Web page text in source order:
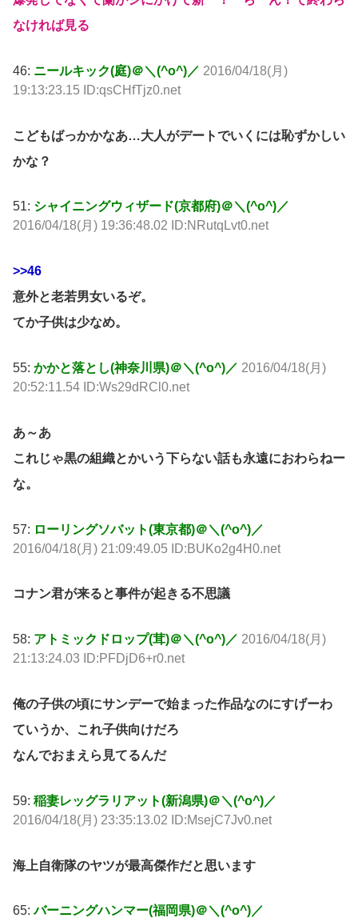
なければ見る
46: ニールキック(庭)＠＼(^o^)／ 2016/04/18(月)
19:13:23.15 ID:qsCHfTjz0.net
こどもばっかかなあ…大人がデートでいくには恥ずかしい
かな？
51: シャイニングウィザード(京都府)＠＼(^o^)／
2016/04/18(月) 19:36:48.02 ID:NRutqLvt0.net
>>46
意外と老若男女いるぞ。
てか子供は少なめ。
55: かかと落とし(神奈川県)＠＼(^o^)／ 2016/04/18(月)
20:52:11.54 ID:Ws29dRCl0.net
あ～あ
これじゃ黒の組織とかいう下らない話も永遠におわらねー
な。
57: ローリングソバット(東京都)＠＼(^o^)／
2016/04/18(月) 21:09:49.05 ID:BUKo2g4H0.net
コナン君が来ると事件が起きる不思議
58: アトミックドロップ(茸)＠＼(^o^)／ 2016/04/18(月)
21:13:24.03 ID:PFDjD6+r0.net
俺の子供の頃にサンデーで始まった作品なのにすげーわ
ていうか、これ子供向けだろ
なんでおまえら見てるんだ
59: 稲妻レッグラリアット(新潟県)＠＼(^o^)／
2016/04/18(月) 23:35:13.02 ID:MsejC7Jv0.net
海上自衛隊のヤツが最高傑作だと思います
65:バーニングハンマー(福岡県)＠＼(^o^)／